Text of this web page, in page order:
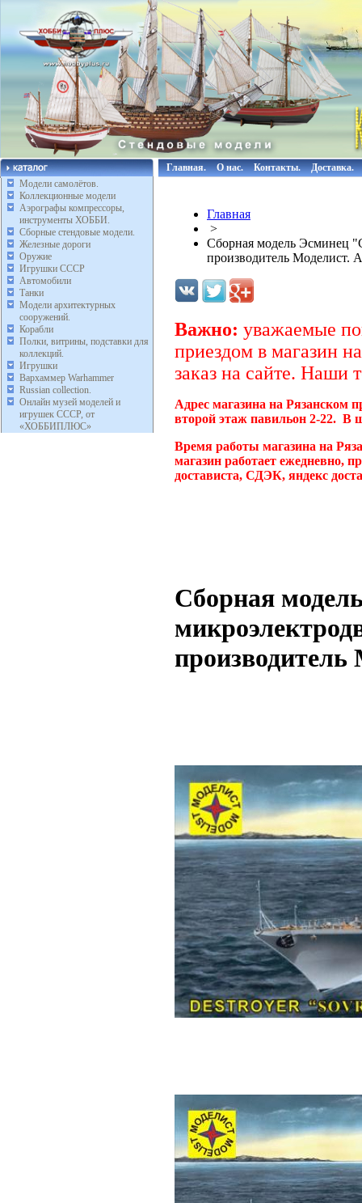
Модели самолётов.
Коллекционные модели
Аэрографы компрессоры,
инструменты ХОББИ.
Сборные стендовые модели.
Железные дороги
Оружие
Игрушки СССР
Автомобили
Танки
Модели архитектурных
сооружений.
Корабли
Полки, витрины, подставки для
коллекций.
Игрушки
Вархаммер Warhammer
Russian collection.
Онлайн музей моделей и
игрушек СССР, от
«ХОББИПЛЮС»
Главная. О нас. Контакты. Доставка.
Главная
>
Сборная модель Эсминец
производитель Моделист.
Важно: уважаемые
приездом в магазин
заказ на сайте. Наши
Адрес магазина на Рязанском
второй этаж павильон 2-22. В
Время работы магазина на
магазин работает ежедневно,
достависта, СДЭК, яндекс
Сборная
производитель